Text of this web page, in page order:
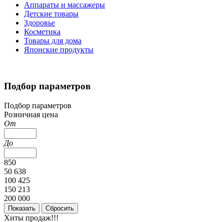
Аппараты и массажеры
Детские товары
Здоровье
Косметика
Товары для дома
Японские продукты
Подбор параметров
Подбор параметров
Розничная цена
От
До
850
50 638
100 425
150 213
200 000
Хиты продаж!!!